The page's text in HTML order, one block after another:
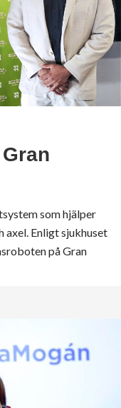
som hjälper
axel. Enligt sjukhuset
på Gran